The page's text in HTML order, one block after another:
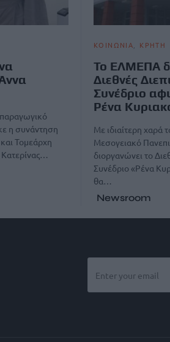
παραγωγικό
η συνάντηση
Τομεάρχη
ΚΟΙΝΩΝΙΑ ΚΡΗΤΗ
Το ΕΛΜΕΠΑ
Διεθνές
Συνέδριο
Ρένα
Με ιδιαίτερη χαρά
Μεσογειακό
διοργανώνει το
Συνέδριο «Ρένα
θα…
Newsroom